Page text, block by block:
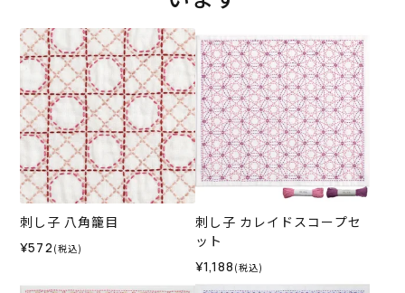
刺し子 八角籠目
¥572 (税込)
刺し子 カレイドスコープセ
ット
¥1,188 (税込)